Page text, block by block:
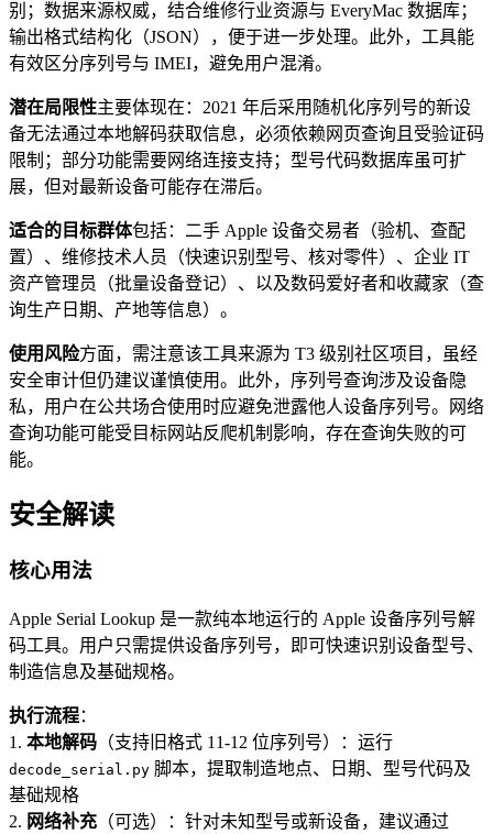
别；数据来源权威，结合维修行业资源与 EveryMac 数据库；
输出格式结构化（JSON），便于进一步处理。此外，工具能
有效区分序列号与 IMEI，避免用户混淆。
潜在局限性主要体现在：2021 年后采用随机化序列号的新设
备无法通过本地解码获取信息，必须依赖网页查询且受验证码
限制；部分功能需要网络连接支持；型号代码数据库虽可扩
展，但对最新设备可能存在滞后。
适合的目标群体包括：二手 Apple 设备交易者（验机、查配
置）、维修技术人员（快速识别型号、核对零件）、企业 IT
资产管理员（批量设备登记）、以及数码爱好者和收藏家（查
询生产日期、产地等信息）。
使用风险方面，需注意该工具来源为 T3 级别社区项目，虽经
安全审计但仍建议谨慎使用。此外，序列号查询涉及设备隐
私，用户在公共场合使用时应避免泄露他人设备序列号。网络
查询功能可能受目标网站反爬机制影响，存在查询失败的可
能。
安全解读
核心用法
Apple Serial Lookup 是一款纯本地运行的 Apple 设备序列号解
码工具。用户只需提供设备序列号，即可快速识别设备型号、
制造信息及基础规格。
执行流程：
1. 本地解码 （支持旧格式 11-12 位序列号）：运行
decode_serial.py 脚本，提取制造地点、日期、型号代码及
基础规格
2. 网络补充 （可选）：针对未知型号或新设备，建议通过